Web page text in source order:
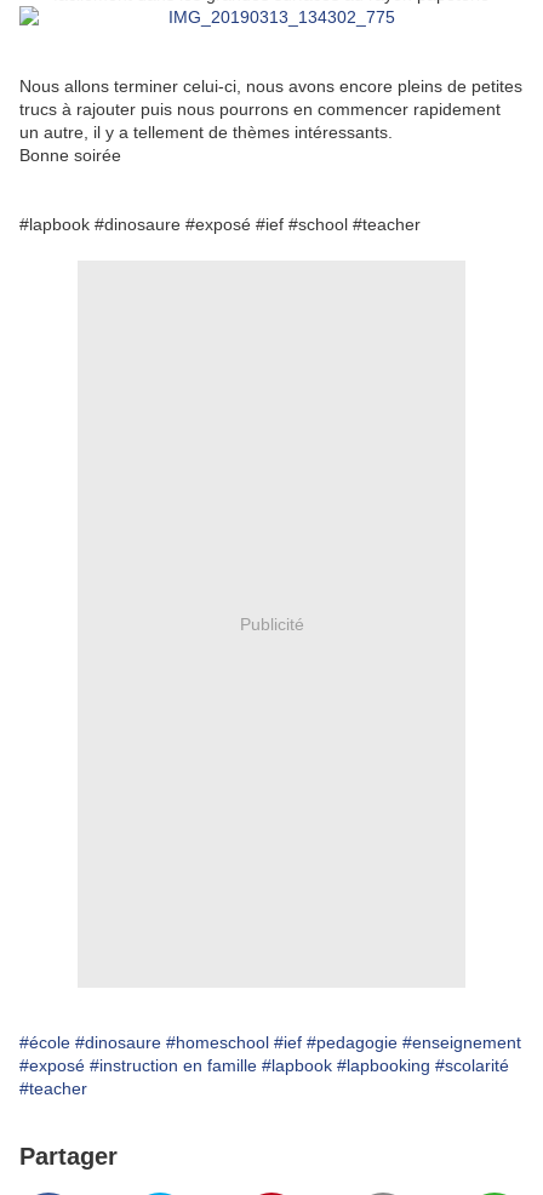
Nous allons terminer celui-ci, nous avons encore pleins de petites
trucs à rajouter puis nous pourrons en commencer rapidement
un autre, il y a tellement de thèmes intéressants.
Bonne soirée
#lapbook #dinosaure #exposé #ief #school #teacher
Publicité
#école #dinosaure #homeschool #ief #pedagogie #enseignement
#exposé #instruction en famille #lapbook #lapbooking #scolarité
#teacher
Partager